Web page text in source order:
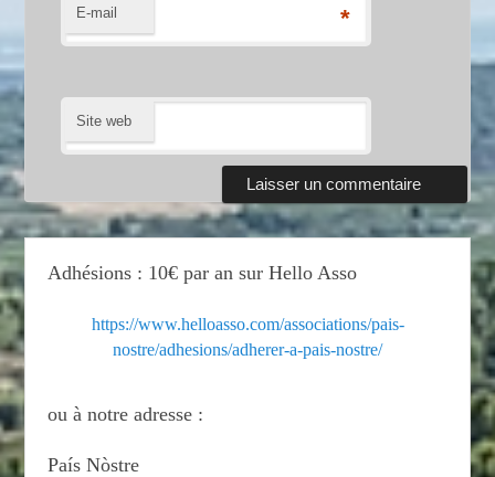
E-mail *
Site web
Adhésions : 10€ par an sur Hello Asso
https://www.helloasso.com/associations/pais-
nostre/adhesions/adherer-a-pais-nostre/
ou à notre adresse :
País Nòstre